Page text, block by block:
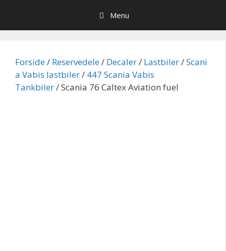
indhold
Menu
Forside/ Reservedele/ Decaler/ Lastbiler/Scani
a Vabis lastbiler/ 447 Scania Vabis
Tankbiler/ Scania 76 Caltex Aviation fuel